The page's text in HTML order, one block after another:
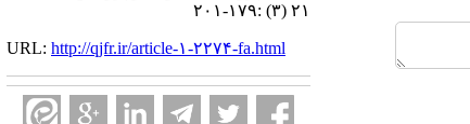
۲۱ (۳) :۱۷۹-۲۰۱
URL: http://qjfr.ir/article-۱-۲۲۷۴-fa.html